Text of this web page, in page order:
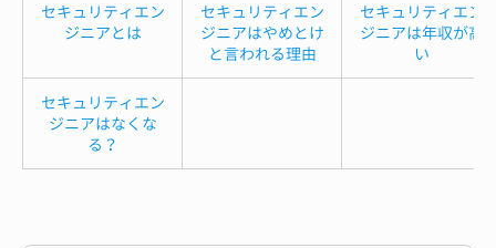
セキュリティエン
ジニアとは
セキュリティエン
ジニアはやめとけ
と言われる理由
セキュリティエン
ジニアは年収が高
い
セキュリティエン
ジニアはなくな
る？